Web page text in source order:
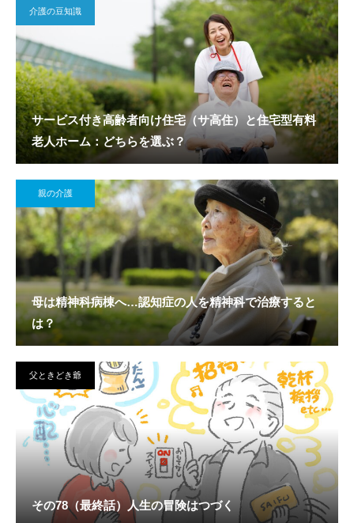
介護の豆知識
サービス付き高齢者向け住宅（サ高住）と住宅型有料
老人ホーム：どちらを選ぶ？
親の介護
母は精神科病棟へ…認知症の人を精神科で治療すると
は？
父ときどき爺
その78（最終話）人生の冒険はつづく